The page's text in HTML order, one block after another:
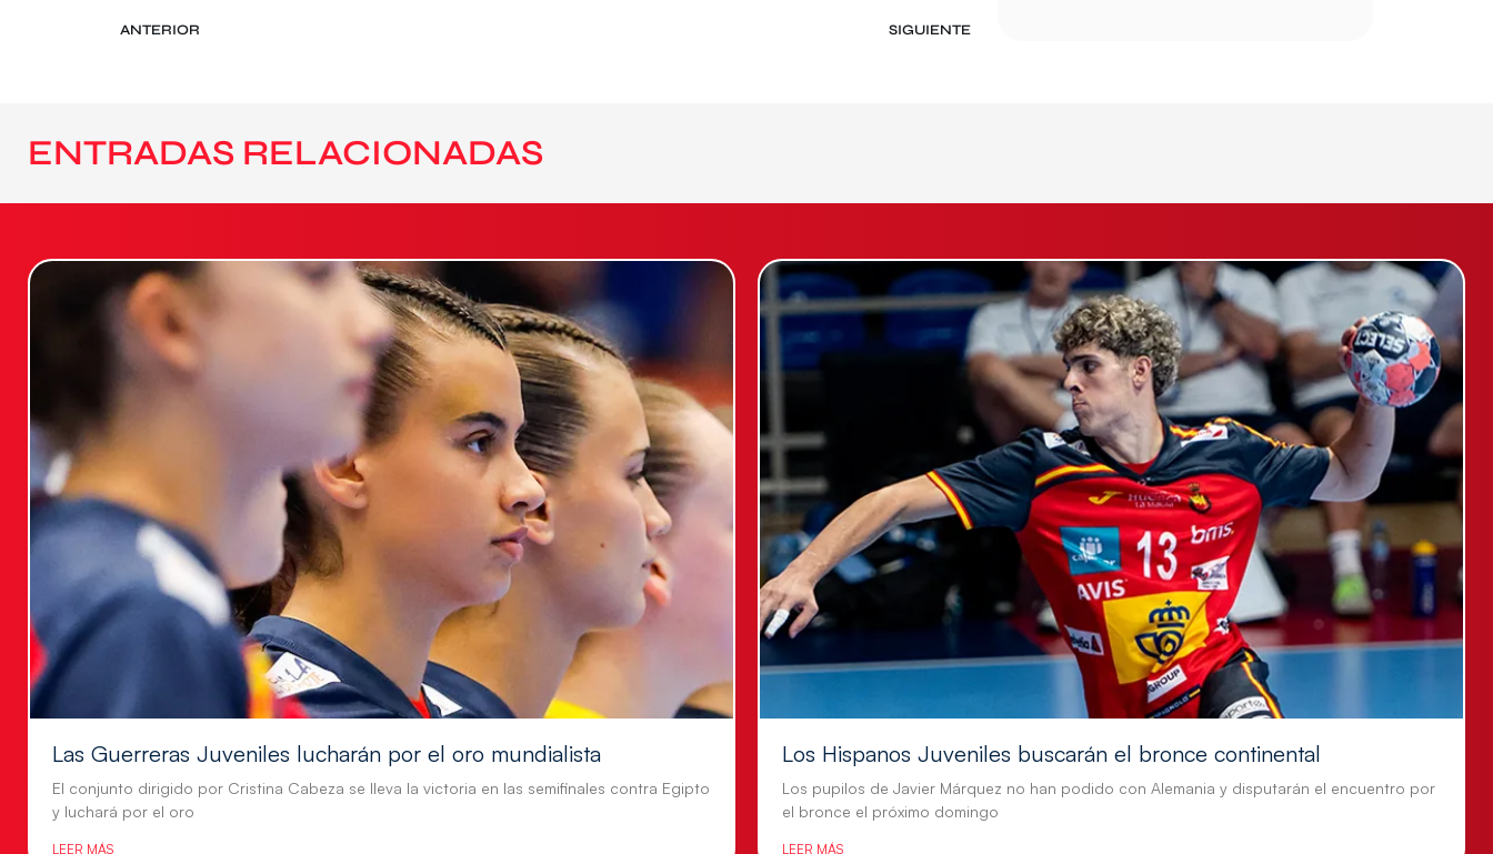
ANTERIOR SIGUIENTE
ENTRADAS RELACIONADAS
Las Guerreras Juveniles lucharán por el oro mundialista
El conjunto dirigido por Cristina Cabeza se lleva la victoria en las semifinales contra Egipto
y luchará por el oro
LEER MÁS
Los Hispanos Juveniles buscarán el bronce continental
Los pupilos de Javier Márquez no han podido con Alemania y disputarán el encuentro por
el bronce el próximo domingo
LEER MÁS